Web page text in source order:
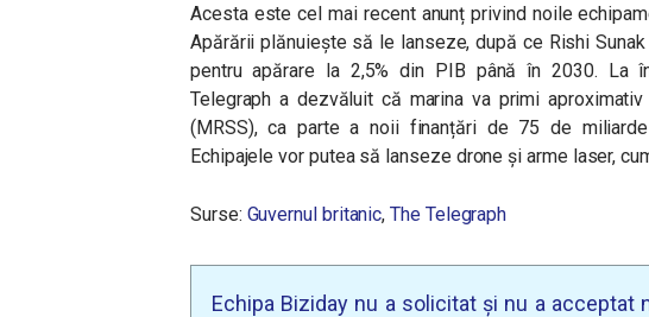
Acesta este cel mai recent anunț privind noile
Apărării plănuiește să le lanseze, după ce Rishi
pentru apărare la 2,5% din PIB până în 2030. La
Telegraph a dezvăluit că marina va primi
(MRSS), ca parte a noii finanțări de 75 de
Echipajele vor putea să lanseze drone și arme laser,
Surse: Guvernul britanic,The Telegraph
Echipa Biziday nu a solicitat și nu a acceptat